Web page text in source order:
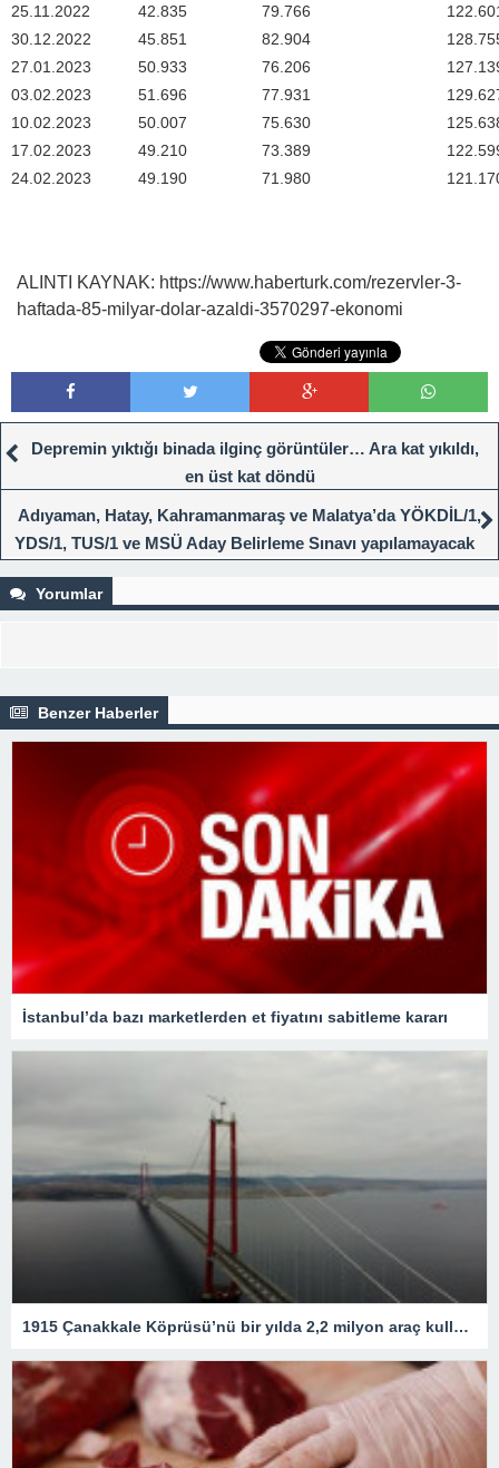
25.11.2022
42.835 79.766
30.12.2022
45.851 82.904
27.01.2023
50.933 76.206
03.02.2023
51.696 77.931
10.02.2023
50.007 75.630
17.02.2023
49.210 73.389
24.02.2023
49.190 71.980
ALINTI KAYNAK: https://www.haberturk.com/rezervler-3-
haftada-85-milyar-dolar-azaldi-3570297-ekonomi
Depremin yıktığı binada ilginç görüntüler… Ara kat yıkıldı,
en üst kat döndü
Adıyaman, Hatay, Kahramanmaraş ve Malatya’da YÖKDİL/1,
YDS/1, TUS/1 ve MSÜ Aday Belirleme Sınavı yapılamayacak
Yorumlar
Benzer Haberler
İstanbul’da bazı marketlerden et fiyatını sabitleme kararı
1915 Çanakkale Köprüsü’nü bir yılda 2,2 milyon araç kullandı – Son Dakika Ekonomi Haberleri